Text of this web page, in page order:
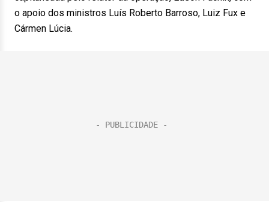
o apoio dos ministros Luís Roberto Barroso, Luiz Fux e
Cármen Lúcia.